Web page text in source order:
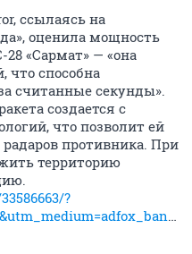
ссылаясь на
оценила мощность
«Сармат» — «она
что способна
считанные секунды».
создается с
что позволит ей
противника. При
территорию
?